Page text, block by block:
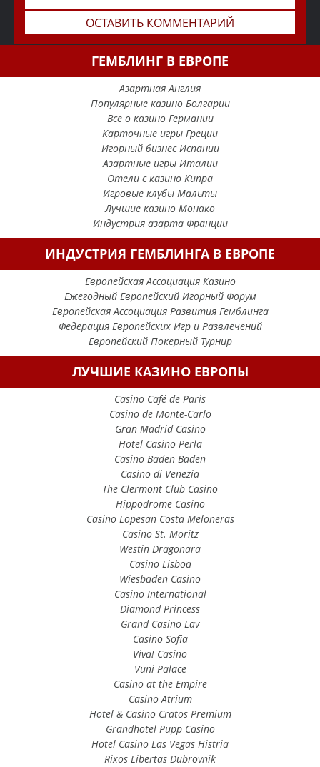
ГЕМБЛИНГ В ЕВРОПЕ
Азартная Англия
Популярные казино Болгарии
Все о казино Германии
Карточные игры Греции
Игорный бизнес Испании
Азартные игры Италии
Отели с казино Кипра
Игровые клубы Мальты
Лучшие казино Монако
Индустрия азарта Франции
ИНДУСТРИЯ ГЕМБЛИНГА В ЕВРОПЕ
Европейская Ассоциация Казино
Ежегодный Европейский Игорный Форум
Европейская Ассоциация Развития Гемблинга
Федерация Европейских Игр и Развлечений
Европейский Покерный Турнир
ЛУЧШИЕ КАЗИНО ЕВРОПЫ
Casino Café de Paris
Casino de Monte-Carlo
Gran Madrid Casino
Hotel Casino Perla
Casino Baden Baden
Casino di Venezia
The Clermont Club Casino
Hippodrome Casino
Casino Lopesan Costa Meloneras
Casino St. Moritz
Westin Dragonara
Casino Lisboa
Wiesbaden Casino
Casino International
Diamond Princess
Grand Casino Lav
Casino Sofia
Viva! Casino
Vuni Palace
Casino at the Empire
Casino Atrium
Hotel & Casino Cratos Premium
Grandhotel Pupp Casino
Hotel Casino Las Vegas Histria
Rixos Libertas Dubrovnik